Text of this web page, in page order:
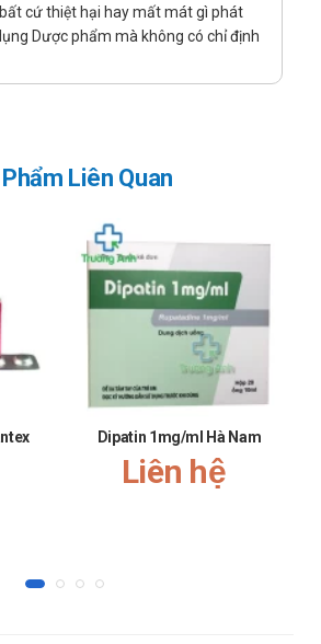
tại cộng đồng mức độ nhẹ và vừa do các
pneumoniae, H. influenzae,
Mycoplasma pneumoniae hoặc
pyogenes. Thuốc có hiệu quả trong
chốc lở và viêm mô tế bào.
dùng tại chỗ dưới dạng thuốc nhỏ
viêm kết mạc nhiễm khuẩn.
dùng của Moxifloxacin
400mg
dùng ở người lớn: 400 mg, ngày 1 lần.
7 - 21 ngày với nhiễm khuẩn da và tổ
cứ thiệt hại hay mất mát gì phát
Dược phẩm mà không có chỉ định
Liên Quan
Dipatin 1mg/ml Hà Nam
Liên hệ